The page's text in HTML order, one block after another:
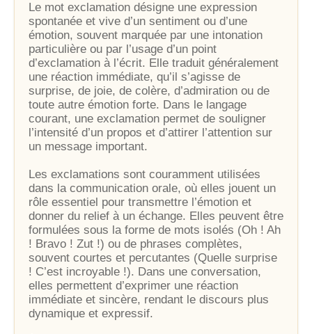
Le mot exclamation désigne une expression
spontanée et vive d’un sentiment ou d’une
émotion, souvent marquée par une intonation
particulière ou par l’usage d’un point
d’exclamation à l’écrit. Elle traduit généralement
une réaction immédiate, qu’il s’agisse de
surprise, de joie, de colère, d’admiration ou de
toute autre émotion forte. Dans le langage
courant, une exclamation permet de souligner
l’intensité d’un propos et d’attirer l’attention sur
un message important.
Les exclamations sont couramment utilisées
dans la communication orale, où elles jouent un
rôle essentiel pour transmettre l’émotion et
donner du relief à un échange. Elles peuvent être
formulées sous la forme de mots isolés (Oh ! Ah
! Bravo ! Zut !) ou de phrases complètes,
souvent courtes et percutantes (Quelle surprise
! C’est incroyable !). Dans une conversation,
elles permettent d’exprimer une réaction
immédiate et sincère, rendant le discours plus
dynamique et expressif.